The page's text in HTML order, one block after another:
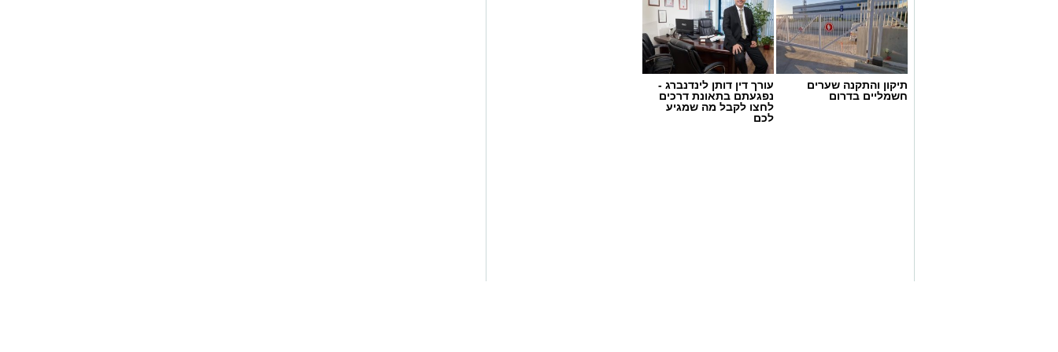
להורדת האפליקציה לחצו כאן
תיקון והתקנה שערים
חשמליים בדרום
עורך דין דותן לינדנברג -
נפגעתם בתאונת דרכים
לחצו לקבל מה שמגיע
לכם